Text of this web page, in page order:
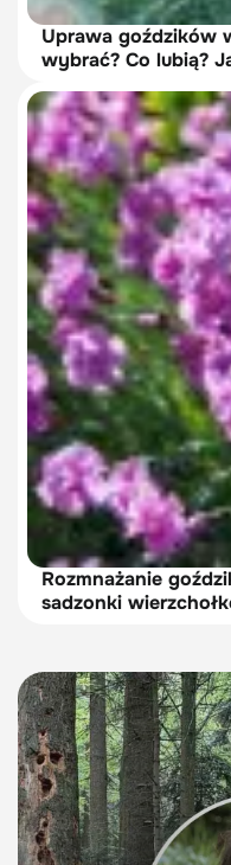
Uprawa goździków
wybrać? Co lubią?
Rozmnażanie
sadzonki